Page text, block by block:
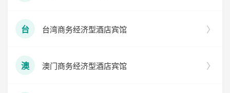
台 台湾商务经济型酒店宾馆
澳 澳门商务经济型酒店宾馆